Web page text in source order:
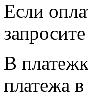
Если
В
платежа